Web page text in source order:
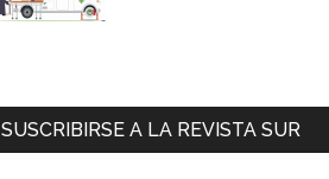
SUSCRIBIRSE A LA REVISTA SUR